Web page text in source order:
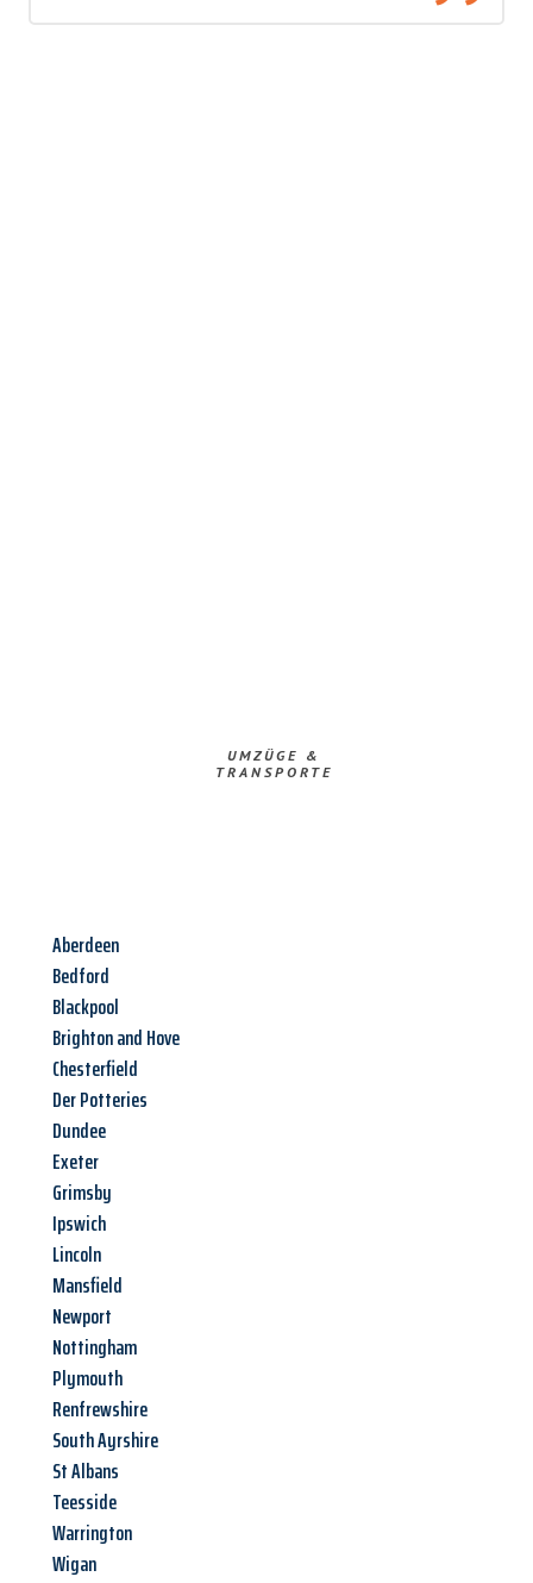
UMZÜGE &
TRANSPORTE
Aberdeen
Bedford
Blackpool
Brighton and Hove
Chesterfield
Der Potteries
Dundee
Exeter
Grimsby
Ipswich
Lincoln
Mansfield
Newport
Nottingham
Plymouth
Renfrewshire
South Ayrshire
St Albans
Teesside
Warrington
Wigan